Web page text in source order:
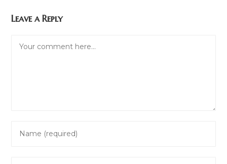
Leave a Reply